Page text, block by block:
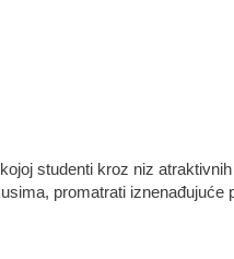
studenti kroz niz
promatrati